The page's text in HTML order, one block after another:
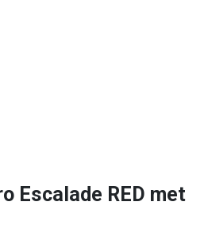
Escalade RED met